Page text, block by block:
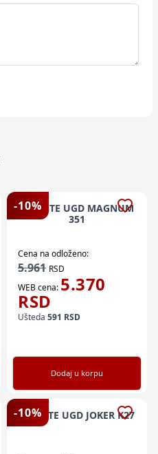
-10%
KUCISTE UGD MAGNUM
351
Cena na odloženo:
5.961 RSD
WEB cena: 5.370
RSD
Ušteda 591 RSD
Dodaj u korpu
-10%
KUCISTE UGD JOKER K27